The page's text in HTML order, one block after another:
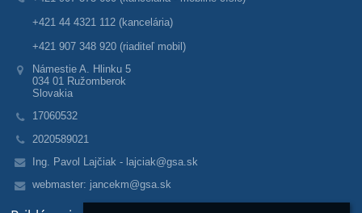
+421 44 4321 112 (kancelária)
+421 907 348 920 (riaditeľ mobil)
Námestie A. Hlinku 5
034 01 Ružomberok
Slovakia
17060532
2020589021
Ing. Pavol Lajčiak - lajciak@gsa.sk
webmaster: jancekm@gsa.sk